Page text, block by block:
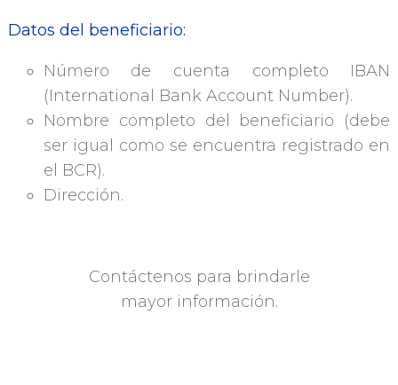
Datos del beneficiario:
Número de cuenta completo IBAN
(International Bank Account Number).
Nombre completo del beneficiario (debe
ser igual como se encuentra registrado en
el BCR).
Dirección.
Contáctenos para brindarle
mayor información.